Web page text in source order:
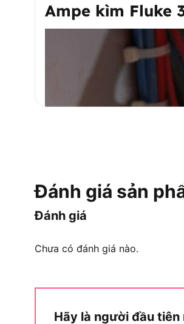
Ampe kìm Fluke
Đánh giá sản
Đánh giá
Chưa có đánh giá nào.
Hãy là người đầu